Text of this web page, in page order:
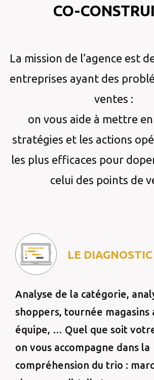
CO-
La mission de l’agence est
entreprises ayant des
ventes :
on vous aide à mettre
stratégies et les actions
les plus efficaces pour
celui des points de
LE DIAGNOSTIC
Analyse de la catégorie,
shoppers, tournée magasins
équipe, … Quel que soit
on vous accompagne dans la
compréhension du trio :